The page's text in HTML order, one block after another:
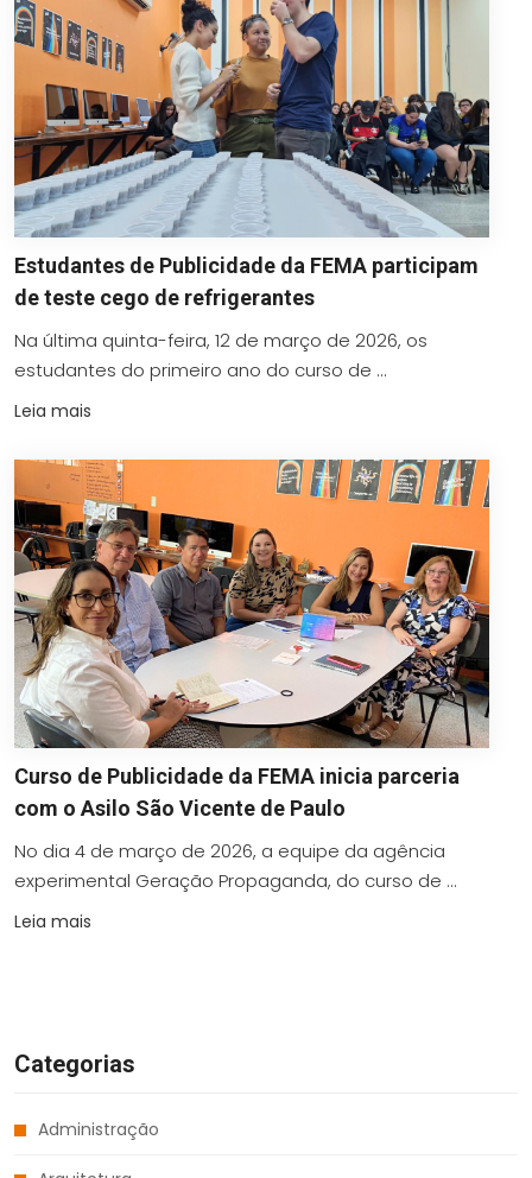
Estudantes de Publicidade da FEMA participam
de teste cego de refrigerantes
Na última quinta-feira, 12 de março de 2026, os
estudantes do primeiro ano do curso de ...
Leia mais
Curso de Publicidade da FEMA inicia parceria
com o Asilo São Vicente de Paulo
No dia 4 de março de 2026, a equipe da agência
experimental Geração Propaganda, do curso de ...
Leia mais
Categorias
Administração